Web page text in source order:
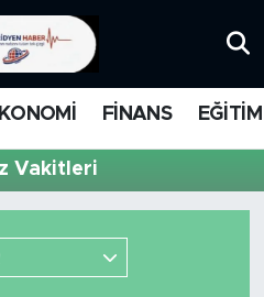
FİNANS EĞİTİM
Vakitleri